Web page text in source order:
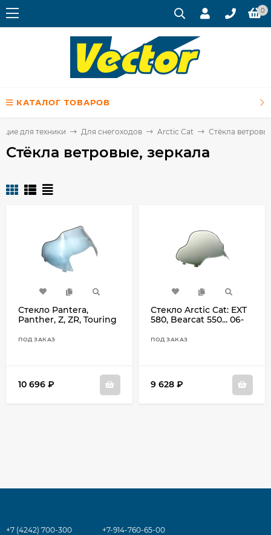
0
КАТАЛОГ ТОВАРОВ
для техники Для снегоходов Arctic Cat Стёкла
Стёкла ветровые, зеркала
Стекло Pantera,
Panther, Z, ZR, Touring
ПОД ЗАКАЗ
10 696 ₽
Стекло Arctic Cat: EXT
580, Bearcat 550... 06-
ПОД ЗАКАЗ
9 628 ₽
+7 (4242) 700-300 +7-914-760-65-00